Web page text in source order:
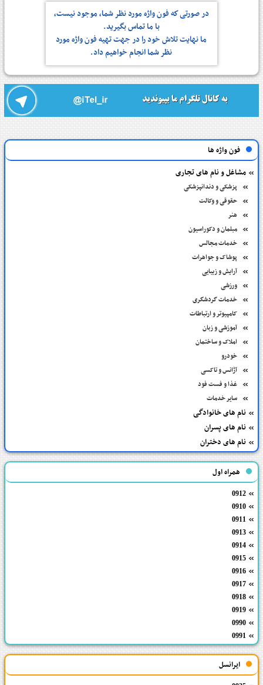
در صورتی كه فون واژه مورد نظر شما، موجود نیست،
با ما تماس بگیرید.
ما نهایت تلاش خود را در جهت تهیه فون واژه مورد
نظر شما انجام خواهیم داد.
فون واژه ها
مشاغل و نام های تجاری
پزشکی و دندانپزشکی
حقوقی و وکالت
هنر
مبلمان و دکوراسیون
خدمات مجالس
پوشاک و جواهرات
آرایش و زیبایی
ورزشی
خدمات گردشگری
کامپیوتر و ارتباطات
آموزشی و زبان
املاک و ساختمان
خودرو
آژانس و تاکسی
غذا و فست فود
سایر خدمات
نام های خانوادگی
نام های پسران
نام های دختران
همراه اول
0912
0910
0911
0913
0914
0915
0916
0917
0918
0919
0990
0991
ایرانسل